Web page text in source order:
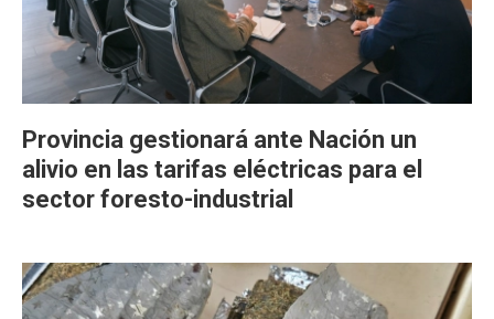
Provincia gestionará ante Nación un
alivio en las tarifas eléctricas para el
sector foresto-industrial